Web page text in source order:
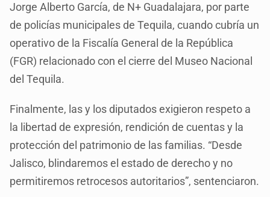
Jorge Alberto García, de N+ Guadalajara, por parte
de policías municipales de Tequila, cuando cubría un
operativo de la Fiscalía General de la República
(FGR) relacionado con el cierre del Museo Nacional
del Tequila.
Finalmente, las y los diputados exigieron respeto a
la libertad de expresión, rendición de cuentas y la
protección del patrimonio de las familias. “Desde
Jalisco, blindaremos el estado de derecho y no
permitiremos retrocesos autoritarios”, sentenciaron.